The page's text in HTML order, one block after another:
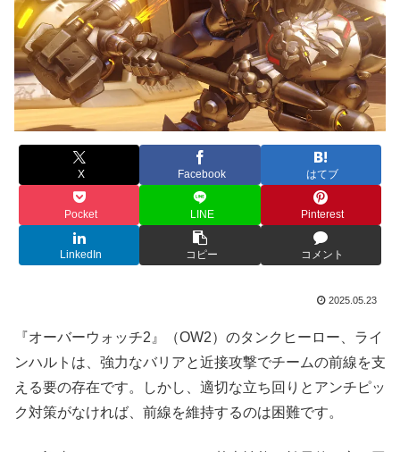
X Facebook はてブ
Pocket LINE Pinterest
LinkedIn コピー コメント
2025.05.23
『オーバーウォッチ2』（OW2）のタンクヒーロー、ライ
ンハルトは、強力なバリアと近接攻撃でチームの前線を支
える要の存在です。しかし、適切な立ち回りとアンチピッ
ク対策がなければ、前線を維持するのは困難です。